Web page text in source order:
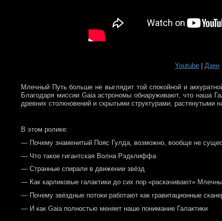
Youtube| Дзен
Млечный Путь больше не выглядит той спокойной и
Благодаря миссии Gaia астрономы обнаруживают, что наша
древних столкновений и скрытыми структурами, растянутыми
В этом ролике:
— Почему знаменитый Пояс Гулда, возможно, вообще не
— Что такое гигантская Волна Рэдклиффа
— Странные спирали в движении звёзд
— Как карликовые галактики до сих пор «раскачивают»
— Почему звёздные потоки работают как гравитационные
— И как Gaia полностью меняет наше понимание Галактики